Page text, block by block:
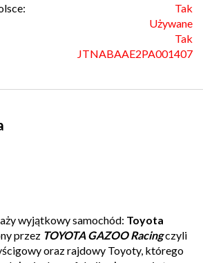
Tak
Używane
Tak
JTNABAAE2PA001407
wyjątkowy samochód: Toyota
przez TOYOTA GAZOO Racingczyli
oraz rajdowy Toyoty, którego